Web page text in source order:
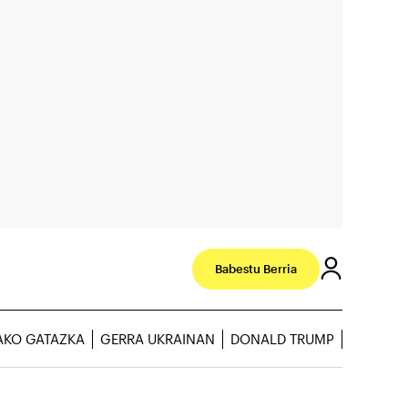
Babestu Berria
GATAZKA GERRA UKRAINAN DONALD TRUMP